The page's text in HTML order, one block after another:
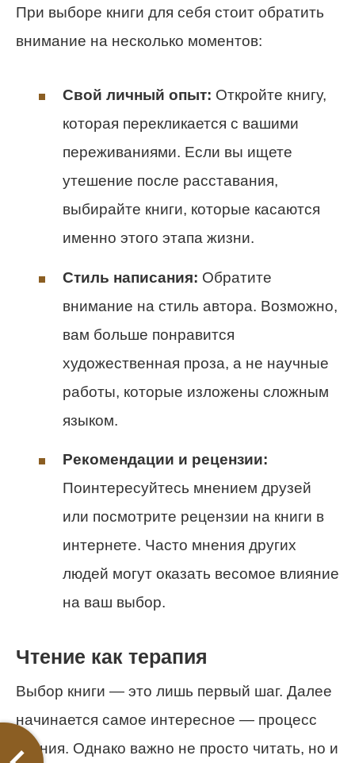
При выборе книги для себя стоит обратить
внимание на несколько моментов:
Свой личный опыт: Откройте книгу,
которая перекликается с вашими
переживаниями. Если вы ищете
утешение после расставания,
выбирайте книги, которые касаются
именно этого этапа жизни.
Стиль написания: Обратите
внимание на стиль автора. Возможно,
вам больше понравится
художественная проза, а не научные
работы, которые изложены сложным
языком.
Рекомендации и рецензии:
Поинтересуйтесь мнением друзей
или посмотрите рецензии на книги в
интернете. Часто мнения других
людей могут оказать весомое влияние
на ваш выбор.
Чтение как терапия
Выбор книги — это лишь первый шаг. Далее
начинается самое интересное — процесс
чтения. Однако важно не просто читать, но и